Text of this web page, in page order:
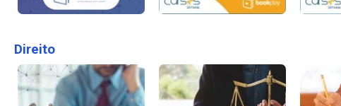
Direito